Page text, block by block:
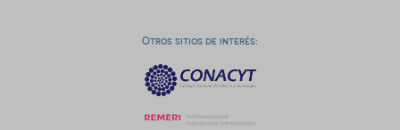
Otros sitios de interés: